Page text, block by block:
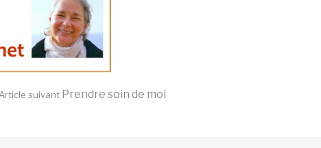
Article suivant Prendre soin de moi